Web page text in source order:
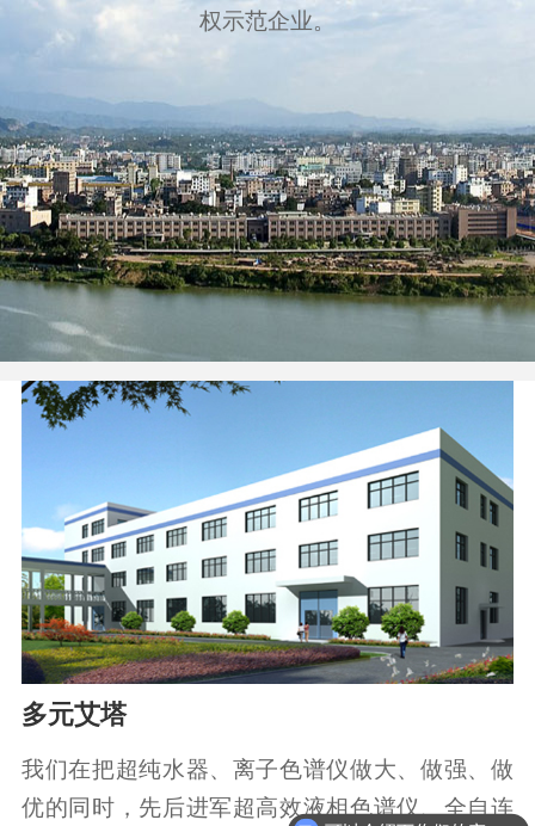
权示范企业。
多元艾塔
我们在把超纯水器、离子色谱仪做大、做强、做
优的同时，先后进军超高效液相色谱仪、全自连